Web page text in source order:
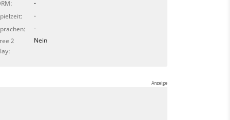
-
-
-
2
Nein